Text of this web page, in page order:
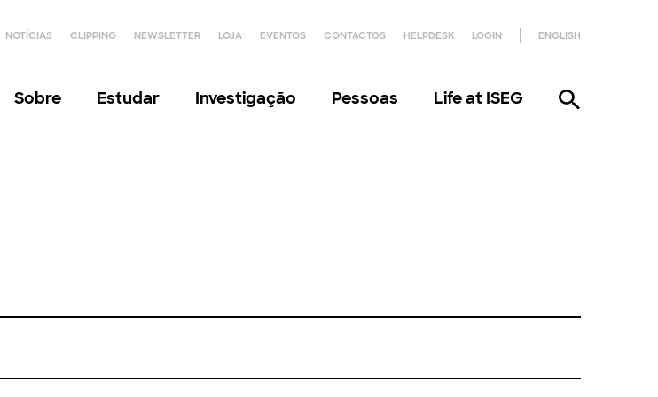
NOTÍCIAS CLIPPING NEWSLETTER LOJA EVENTOS CONTACTOS HELPDESK LOGIN ENGLISH
Sobre Estudar Investigação Pessoas Life at ISEG